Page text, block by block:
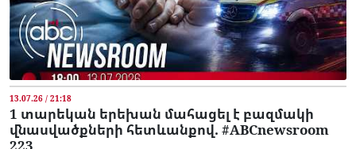
13.07.26 / 21:18
1 տարեկան երեխան մահացել է բազմակի
վնասվածքների հետևանքով. #ABCnewsroom
223